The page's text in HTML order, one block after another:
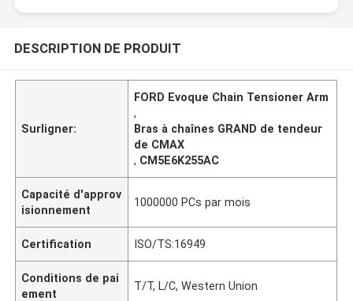
DESCRIPTION DE PRODUIT
Surligner:
FORD Evoque Chain Tensioner Arm
,
Bras à chaînes GRAND de tendeur
de CMAX
, CM5E6K255AC
Capacité d'approv
isionnement
1000000 PCs par mois
Certification ISO/TS:16949
Conditions de pai
ement
T/T, L/C, Western Union